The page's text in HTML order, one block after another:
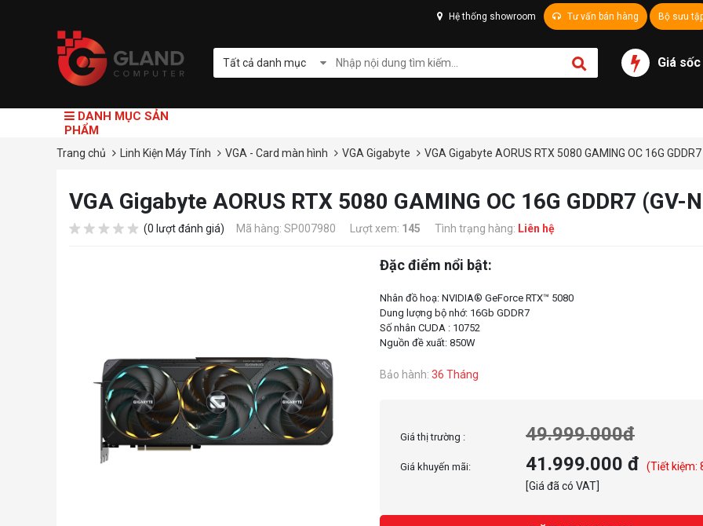
Hệ thống showroom Tư vấn bán hàng Bộ sưu
Tất cả danh mục Giá sốc
DANH MỤC SẢN
PHẨM
Trang chủ Linh Kiện Máy Tính VGA - Card màn hình VGA Gigabyte VGA Gigabyte AORUS RTX 5080 GAMING OC 16G
VGA Gigabyte AORUS RTX 5080 GAMING OC 16G GDDR7 (GV-
(0 lượt đánh giá) Mã hàng: SP007980 Lượt xem: 145 Tình trạng hàng: Liên hệ
Đặc điểm nổi bật:
Nhân đồ hoạ: NVIDIA® GeForce RTX™ 5080
Dung lượng bộ nhớ: 16Gb GDDR7
Số nhân CUDA : 10752
Bảo hành: 36 Tháng
Giá thị trường : 49.999.000đ
Giá khuyến mãi: 41.999.000 đ
(Tiết kiệm:
[Giá đã có VAT]